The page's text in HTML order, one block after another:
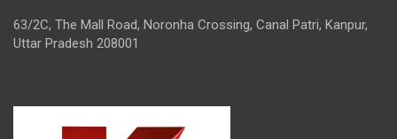
63/2C, The Mall Road, Noronha Crossing, Canal Patri, Kanpur,
Uttar Pradesh 208001